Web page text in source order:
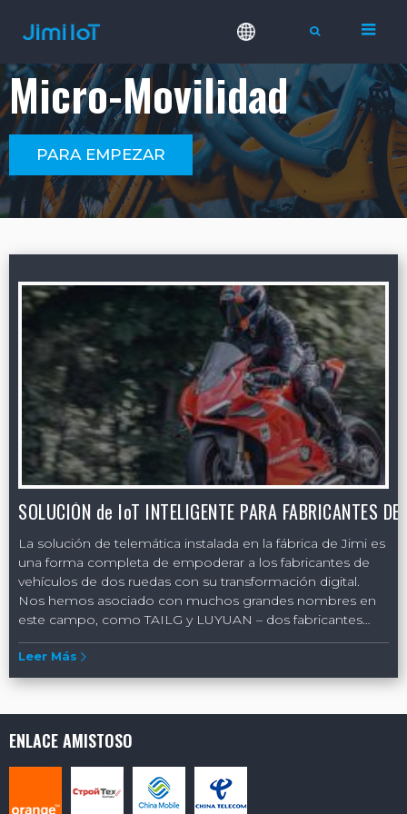
Micro-Movilidad
PARA EMPEZAR
La solución de telemática instalada en la fábrica de Jimi es
una forma completa de empoderar a los fabricantes de
vehículos de dos ruedas con su transformación digital.
Nos hemos asociado con muchos grandes nombres en
este campo, como TAILG y LUYUAN – dos fabricantes
profesionales de renombre de vehículos de nueva
energía. La solución de telemática inteligente de Jimi no
solo puede ayudar a los fabricantes en la transformación y
proporcionar un canal para que impulsen los servicios de
valor agregado específicos. También puede ofrecer una
Leer Más
ENLACE AMISTOSO